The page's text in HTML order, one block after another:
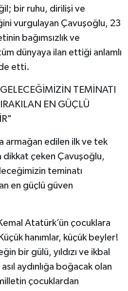
bir ruhu, dirilişi ve
vurgulayan Çavuşoğlu, 23
bağımsızlık ve
dünyaya ilan ettiği anlamlı
etti.
TEMİNATI
EN GÜÇLÜ
armağan edilen ilk ve tek
dikkat çeken Çavuşoğlu,
teminatı
en güçlü güven
Atatürk’ün çocuklara
hanımlar, küçük beyler!
bir gülü, yıldızı ve ikbal
asıl aydınlığa boğacak olan
çocuklardan